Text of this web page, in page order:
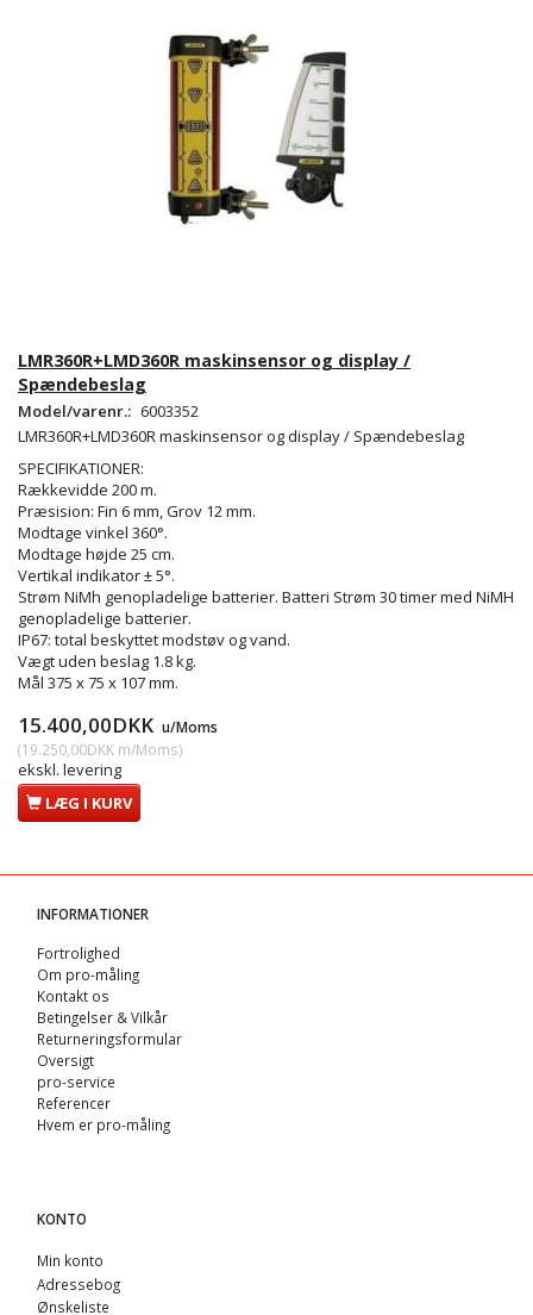
LMR360R+LMD360R maskinsensor og display /
Spændebeslag
Model/varenr.: 6003352
LMR360R+LMD360R maskinsensor og display / Spændebeslag
SPECIFIKATIONER:
Rækkevidde 200 m.
Præsision: Fin 6 mm, Grov 12 mm.
Modtage vinkel 360°.
Modtage højde 25 cm.
Vertikal indikator ± 5°.
Strøm NiMh genopladelige batterier. Batteri Strøm 30 timer med NiMH
genopladelige batterier.
IP67: total beskyttet modstøv og vand.
Vægt uden beslag 1.8 kg.
Mål 375 x 75 x 107 mm.
15.400,00DKK u/Moms
(19.250,00DKK m/Moms)
ekskl. levering
LÆG I KURV
INFORMATIONER
Fortrolighed
Om pro-måling
Kontakt os
Betingelser & Vilkår
Returneringsformular
Oversigt
pro-service
Referencer
Hvem er pro-måling
KONTO
Min konto
Adressebog
Ønskeliste